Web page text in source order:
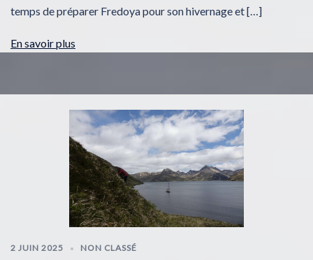
temps de préparer Fredoya pour son hivernage et […]
En savoir plus
2 JUIN 2025 NON CLASSÉ